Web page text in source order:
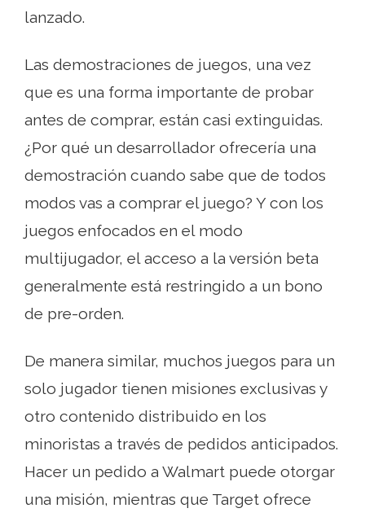
lanzado.
Las demostraciones de juegos, una vez
que es una forma importante de probar
antes de comprar, están casi extinguidas.
¿Por qué un desarrollador ofrecería una
demostración cuando sabe que de todos
modos vas a comprar el juego? Y con los
juegos enfocados en el modo
multijugador, el acceso a la versión beta
generalmente está restringido a un bono
de pre-orden.
De manera similar, muchos juegos para un
solo jugador tienen misiones exclusivas y
otro contenido distribuido en los
minoristas a través de pedidos anticipados.
Hacer un pedido a Walmart puede otorgar
una misión, mientras que Target ofrece